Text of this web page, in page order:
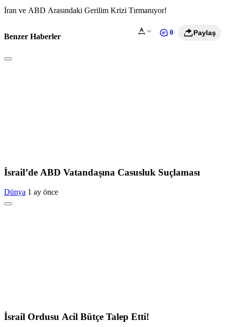
İran ve ABD Arasındaki Gerilim Krizi Tırmanıyor!
0 Paylaş
Benzer Haberler
İsrail’de ABD Vatandaşına Casusluk Suçlaması
Dünya 1 ay önce
İsrail Ordusu Acil Bütçe Talep Etti!